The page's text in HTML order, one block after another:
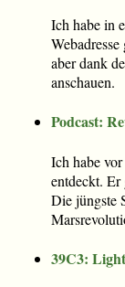
Ich habe in
aber dank
anschauen.
Podcast:
Ich habe
entdeckt. Er
Die jüngste
39C3: